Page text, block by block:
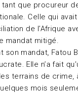
tant que procureur
Celle qui
de l’Afrique
mandat mitigé.
son mandat, Fatou
Elle n’a fait
terrains de crime,
mois